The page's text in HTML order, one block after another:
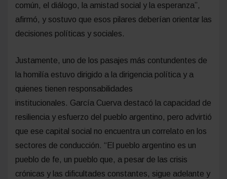
común, el diálogo, la amistad social y la esperanza”,
afirmó, y sostuvo que esos pilares deberían orientar las
decisiones políticas y sociales.
Justamente, uno de los pasajes más contundentes de
la homilía estuvo dirigido a la dirigencia política y a
quienes tienen responsabilidades
institucionales. García Cuerva destacó la capacidad de
resiliencia y esfuerzo del pueblo argentino, pero advirtió
que ese capital social no encuentra un correlato en los
sectores de conducción. “El pueblo argentino es un
pueblo de fe, un pueblo que, a pesar de las crisis
crónicas y las dificultades constantes, sigue adelante y